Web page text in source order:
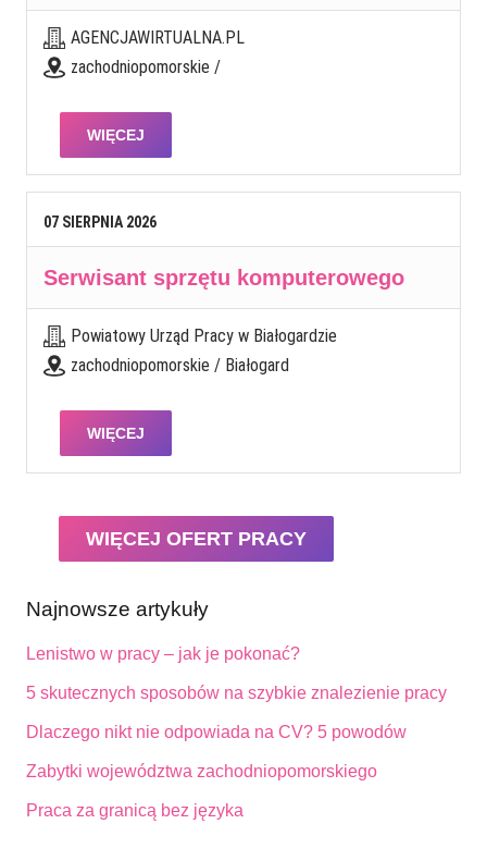
AGENCJAWIRTUALNA.PL
zachodniopomorskie /
WIĘCEJ
07 SIERPNIA 2026
Serwisant sprzętu komputerowego
Powiatowy Urząd Pracy w Białogardzie
zachodniopomorskie / Białogard
WIĘCEJ
WIĘCEJ OFERT PRACY
Najnowsze artykuły
Lenistwo w pracy – jak je pokonać?
5 skutecznych sposobów na szybkie znalezienie pracy
Dlaczego nikt nie odpowiada na CV? 5 powodów
Zabytki województwa zachodniopomorskiego
Praca za granicą bez języka